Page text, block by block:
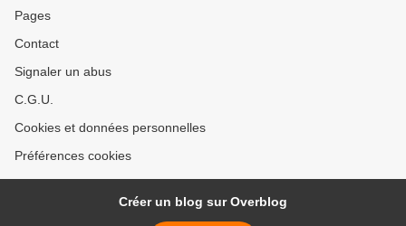
Pages
Contact
Signaler un abus
C.G.U.
Cookies et données personnelles
Préférences cookies
Créer un blog sur Overblog